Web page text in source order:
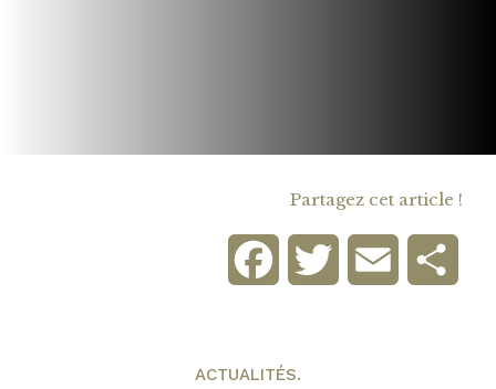
Partagez cet article !
FacebookTwitter Email
ACTUALITÉS.